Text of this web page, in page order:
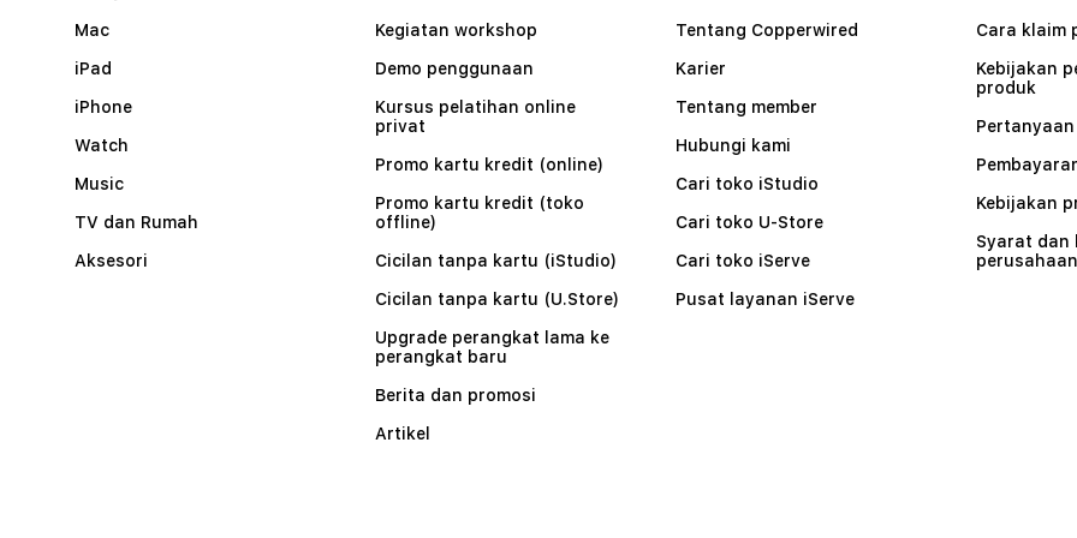
Mac
iPad
iPhone
Watch
Music
TV dan Rumah
Aksesori
Kegiatan workshop
Demo penggunaan
Kursus pelatihan online
privat
Promo kartu kredit (online)
Promo kartu kredit (toko
offline)
Cicilan tanpa kartu (iStudio)
Cicilan tanpa kartu (U.Store)
Upgrade perangkat lama ke
perangkat baru
Berita dan promosi
Artikel
Tentang Copperwired
Karier
Tentang member
Hubungi kami
Cari toko iStudio
Cari toko U-Store
Cari toko iServe
Pusat layanan iServe
Cara klaim
Kebijakan
produk
Pertanyaan
Kebijakan
Syarat dan
perusahaan